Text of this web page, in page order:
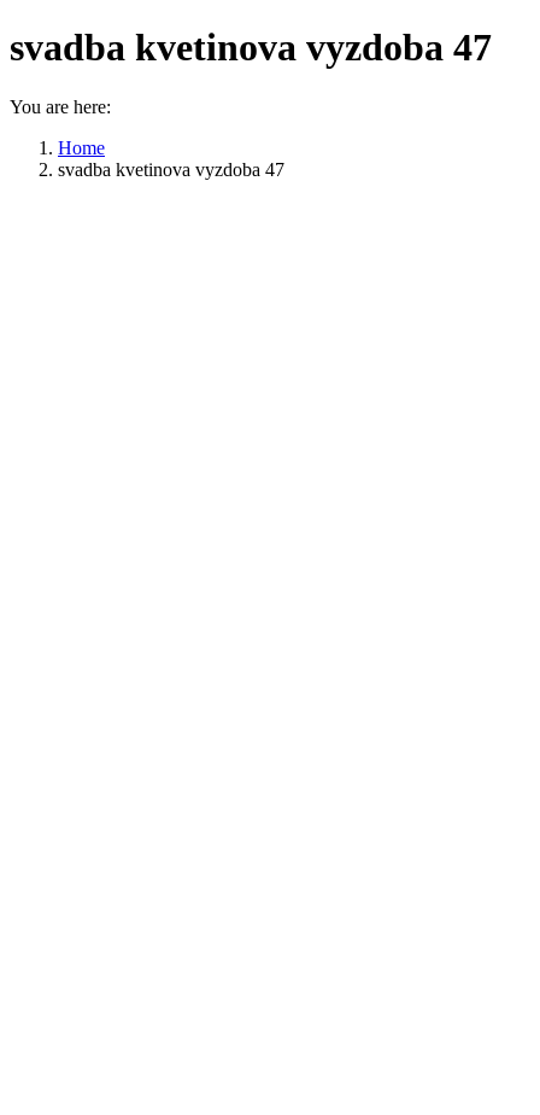
svadba kvetinova vyzdoba 47
You are here:
Home
svadba kvetinova vyzdoba 47